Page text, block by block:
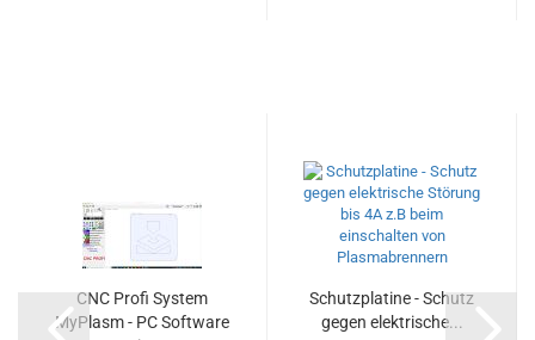
CNC Profi System
MyPlasm - PC Software
Schutzplatine - Schutz
gegen elektrische...